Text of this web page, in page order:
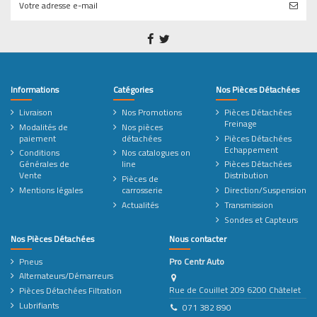
Informations
Livraison
Modalités de
paiement
Conditions
Générales de
Vente
Mentions légales
Catégories
Nos Promotions
Nos pièces
détachées
Nos catalogues on
line
Pièces de
carrosserie
Actualités
Nos Pièces Détachées
Pièces Détachées
Freinage
Pièces Détachées
Echappement
Pièces Détachées
Distribution
Direction/Suspension
Transmission
Sondes et Capteurs
Nos Pièces Détachées
Pneus
Alternateurs/Démarreurs
Pièces Détachées Filtration
Lubrifiants
Nous contacter
Pro Centr Auto
Rue de Couillet 209 6200 Châtelet
071 382 890